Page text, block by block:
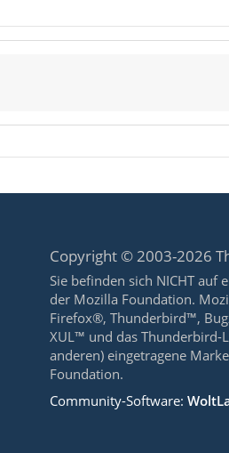
Copyright © 2003-2026
Sie befinden sich NICHT auf
der Mozilla Foundation.
Firefox®, Thunderbird™,
XUL™ und das Thunderbird-
anderen) eingetragene
Foundation.
Community-Software: